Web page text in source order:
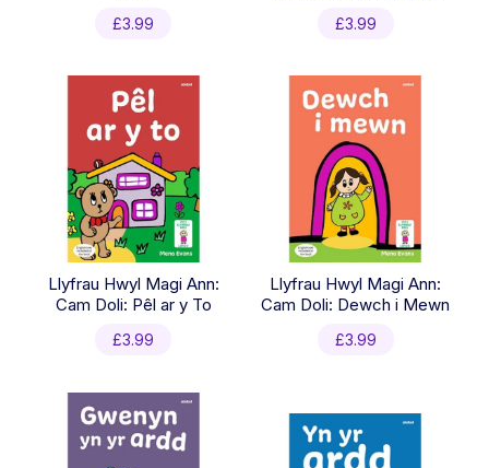
£3.99 £3.99
Llyfrau Hwyl Magi Ann:
Cam Doli: Pêl ar y To
£3.99
Llyfrau Hwyl Magi Ann:
Cam Doli: Dewch i Mewn
£3.99